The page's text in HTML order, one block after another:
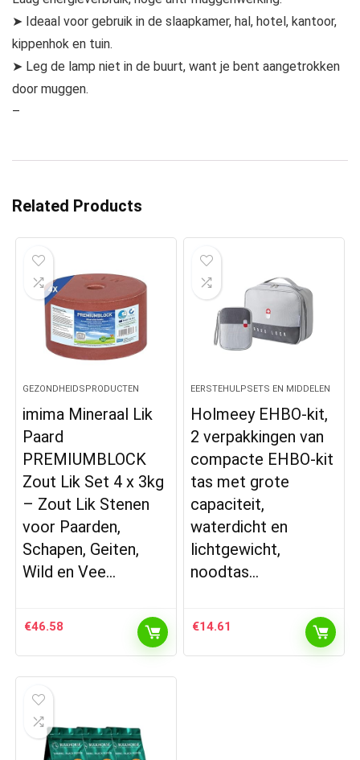
➤ Ideaal voor gebruik in de slaapkamer, hal, hotel, kantoor,
kippenhok en tuin.
➤ Leg de lamp niet in de buurt, want je bent aangetrokken
door muggen.
–
Related Products
GEZONDHEIDSPRODUCTEN
imima Mineraal Lik
Paard
PREMIUMBLOCK
Zout Lik Set 4 x 3kg
– Zout Lik Stenen
voor Paarden,
Schapen, Geiten,
Wild en Vee…
€46.58
EERSTEHULPSETS EN MIDDELEN
Holmeey EHBO-kit,
2 verpakkingen van
compacte EHBO-kit
tas met grote
capaciteit,
waterdicht en
lichtgewicht,
noodtas…
€14.61